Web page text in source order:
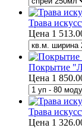
Трава
Цена 1
Покрытие
Цена 1
Трава
Цена 1